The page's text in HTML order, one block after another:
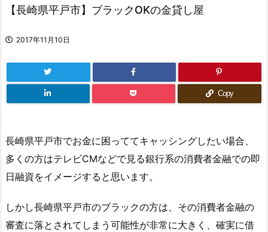
【長崎県平戸市】ブラックOKの金貸し屋
2017年11月10日
Copy
長崎県平戸市でお金に困っててキャッシングしたい場合、
多くの方はテレビCMなどで見る銀行系の消費者金融での即
日融資をイメージすると思います。
しかし長崎県平戸市のブラックの方は、その消費者金融の
審査に落とされてしまう可能性が非常に大きく、確実に借